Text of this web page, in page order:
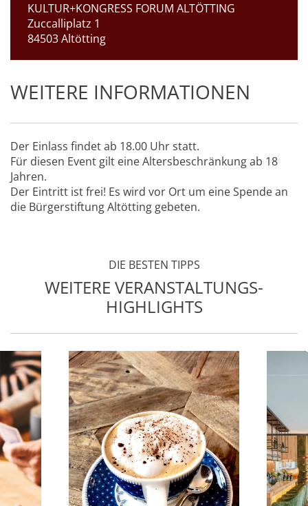
KULTUR+KONGRESS FORUM ALTÖTTING
Zuccalliplatz 1
84503 Altötting
WEITERE INFORMATIONEN
Der Einlass findet ab 18.00 Uhr statt.
Für diesen Event gilt eine Altersbeschränkung ab 18
Jahren.
Der Eintritt ist frei! Es wird vor Ort um eine Spende an
die Bürgerstiftung Altötting gebeten.
DIE BESTEN TIPPS
WEITERE VERANSTALTUNGS-
HIGHLIGHTS